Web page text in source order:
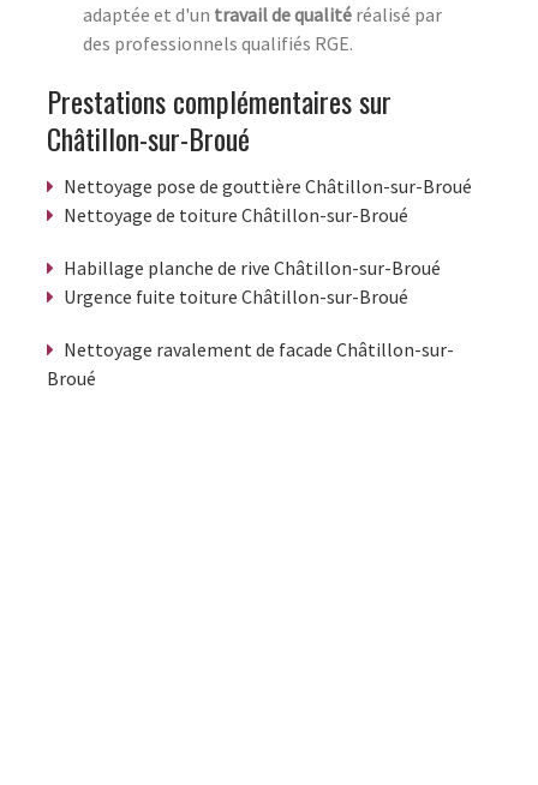
adaptée et d'un travail de qualité réalisé par
des professionnels qualifiés RGE.
Prestations complémentaires sur
Châtillon-sur-Broué
Nettoyage pose de gouttière Châtillon-sur-Broué
Nettoyage de toiture Châtillon-sur-Broué
Habillage planche de rive Châtillon-sur-Broué
Urgence fuite toiture Châtillon-sur-Broué
Nettoyage ravalement de facade Châtillon-sur-
Broué